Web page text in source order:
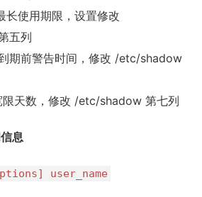
长使用期限，设置修改
五列
期前警告时间，修改 /etc/shadow
限天数，修改 /etc/shadow 第七列
息
user_name